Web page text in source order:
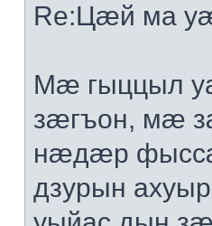
Re:Цæй ма
Мæ гыццыл
зæгъон, мæ
нæдæр
дзурын